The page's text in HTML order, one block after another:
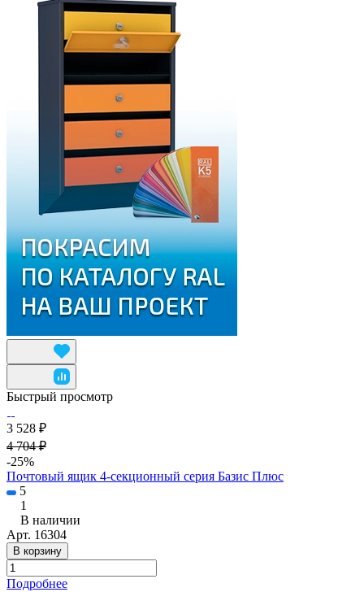
Быстрый просмотр
3 528 ₽
4 704 ₽
-25%
Почтовый ящик 4-секционный серия Базис Плюс
5
1
В наличии
Арт. 16304
В корзину
Подробнее